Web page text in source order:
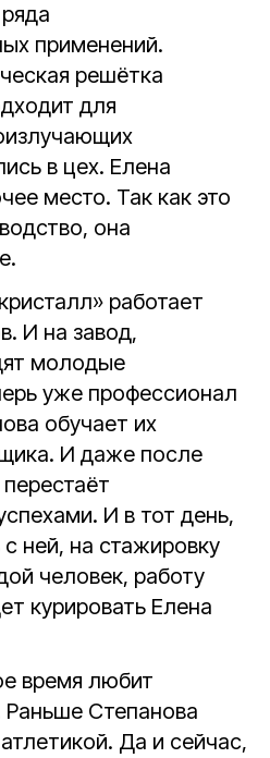
применений.
решётка
для
в цех. Елена
место. Так как это
она
работает
И на завод,
молодые
уже профессионал
обучает их
И даже после
И в тот день,
ней, на стажировку
человек, работу
курировать Елена
время любит
Раньше Степанова
Да и сейчас,